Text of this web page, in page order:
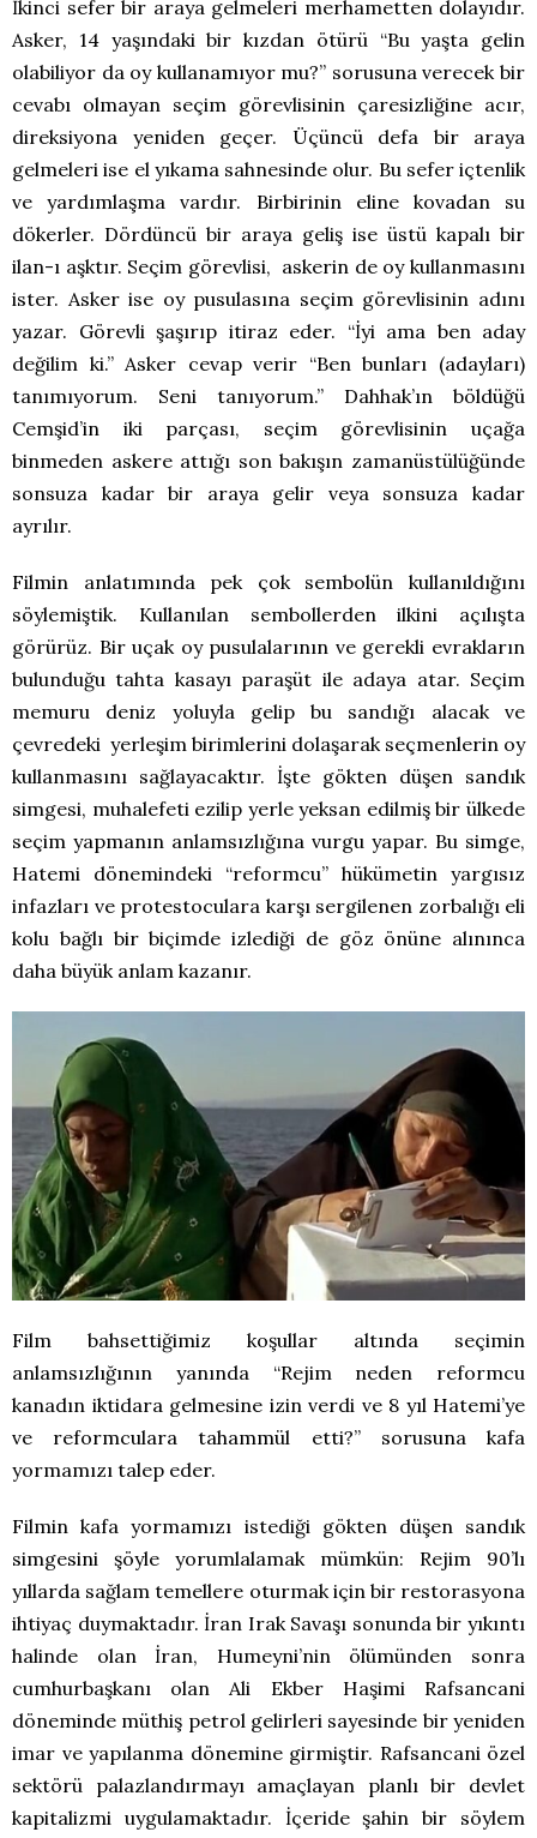
İkinci sefer bir araya gelmeleri merhametten dolayıdır.
Asker, 14 yaşındaki bir kızdan ötürü “Bu yaşta gelin
olabiliyor da oy kullanamıyor mu?” sorusuna verecek bir
cevabı olmayan seçim görevlisinin çaresizliğine acır,
direksiyona yeniden geçer. Üçüncü defa bir araya
gelmeleri ise el yıkama sahnesinde olur. Bu sefer içtenlik
ve yardımlaşma vardır. Birbirinin eline kovadan su
dökerler. Dördüncü bir araya geliş ise üstü kapalı bir
ilan-ı aşktır. Seçim görevlisi, askerin de oy kullanmasını
ister. Asker ise oy pusulasına seçim görevlisinin adını
yazar. Görevli şaşırıp itiraz eder. “İyi ama ben aday
değilim ki.” Asker cevap verir “Ben bunları (adayları)
tanımıyorum. Seni tanıyorum.” Dahhak’ın böldüğü
Cemşid’in iki parçası, seçim görevlisinin uçağa
binmeden askere attığı son bakışın zamanüstülüğünde
sonsuza kadar bir araya gelir veya sonsuza kadar
ayrılır.
Filmin anlatımında pek çok sembolün kullanıldığını
söylemiştik. Kullanılan sembollerden ilkini açılışta
görürüz. Bir uçak oy pusulalarının ve gerekli evrakların
bulunduğu tahta kasayı paraşüt ile adaya atar. Seçim
memuru deniz yoluyla gelip bu sandığı alacak ve
çevredeki yerleşim birimlerini dolaşarak seçmenlerin oy
kullanmasını sağlayacaktır. İşte gökten düşen sandık
simgesi, muhalefeti ezilip yerle yeksan edilmiş bir ülkede
seçim yapmanın anlamsızlığına vurgu yapar. Bu simge,
Hatemi dönemindeki “reformcu” hükümetin yargısız
infazları ve protestoculara karşı sergilenen zorbalığı eli
kolu bağlı bir biçimde izlediği de göz önüne alınınca
daha büyük anlam kazanır.
Film bahsettiğimiz koşullar altında seçimin
anlamsızlığının yanında “Rejim neden reformcu
kanadın iktidara gelmesine izin verdi ve 8 yıl Hatemi’ye
ve reformculara tahammül etti?” sorusuna kafa
yormamızı talep eder.
Filmin kafa yormamızı istediği gökten düşen sandık
simgesini şöyle yorumlalamak mümkün: Rejim 90’lı
yıllarda sağlam temellere oturmak için bir restorasyona
ihtiyaç duymaktadır. İran Irak Savaşı sonunda bir yıkıntı
halinde olan İran, Humeyni’nin ölümünden sonra
cumhurbaşkanı olan Ali Ekber Haşimi Rafsancani
döneminde müthiş petrol gelirleri sayesinde bir yeniden
imar ve yapılanma dönemine girmiştir. Rafsancani özel
sektörü palazlandırmayı amaçlayan planlı bir devlet
kapitalizmi uygulamaktadır. İçeride şahin bir söylem